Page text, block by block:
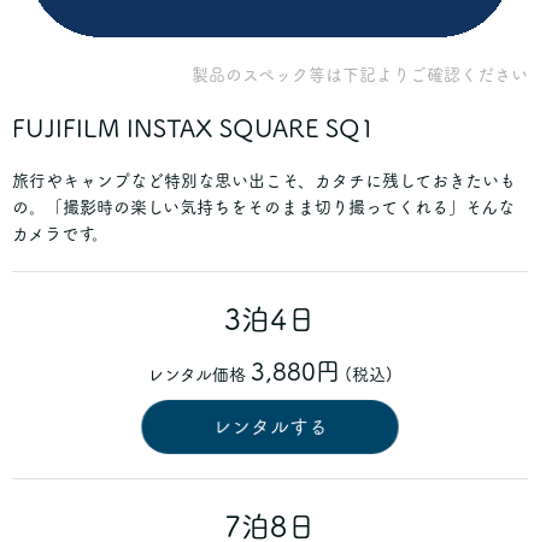
製品のスペック等は下記よりご確認ください
FUJIFILM INSTAX SQUARE SQ1
旅行やキャンプなど特別な思い出こそ、カタチに残しておきたいも
の。「撮影時の楽しい気持ちをそのまま切り撮ってくれる」そんな
カメラです。
3泊4日
レンタル価格 3,880円 (税込)
レンタルする
7泊8日